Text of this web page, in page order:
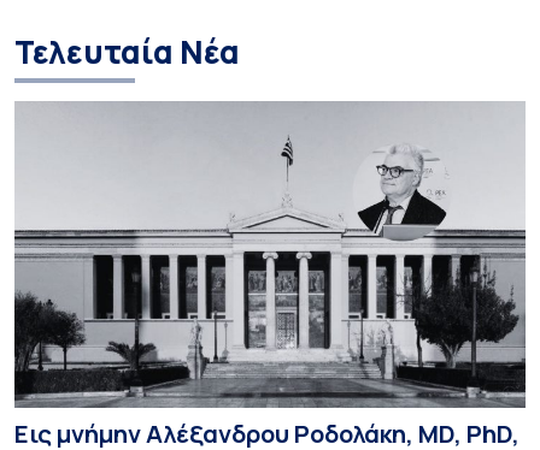
Τελευταία Νέα
Εις μνήμην Αλέξανδρου Ροδολάκη, MD, PhD,